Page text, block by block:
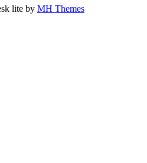
lite by MH Themes